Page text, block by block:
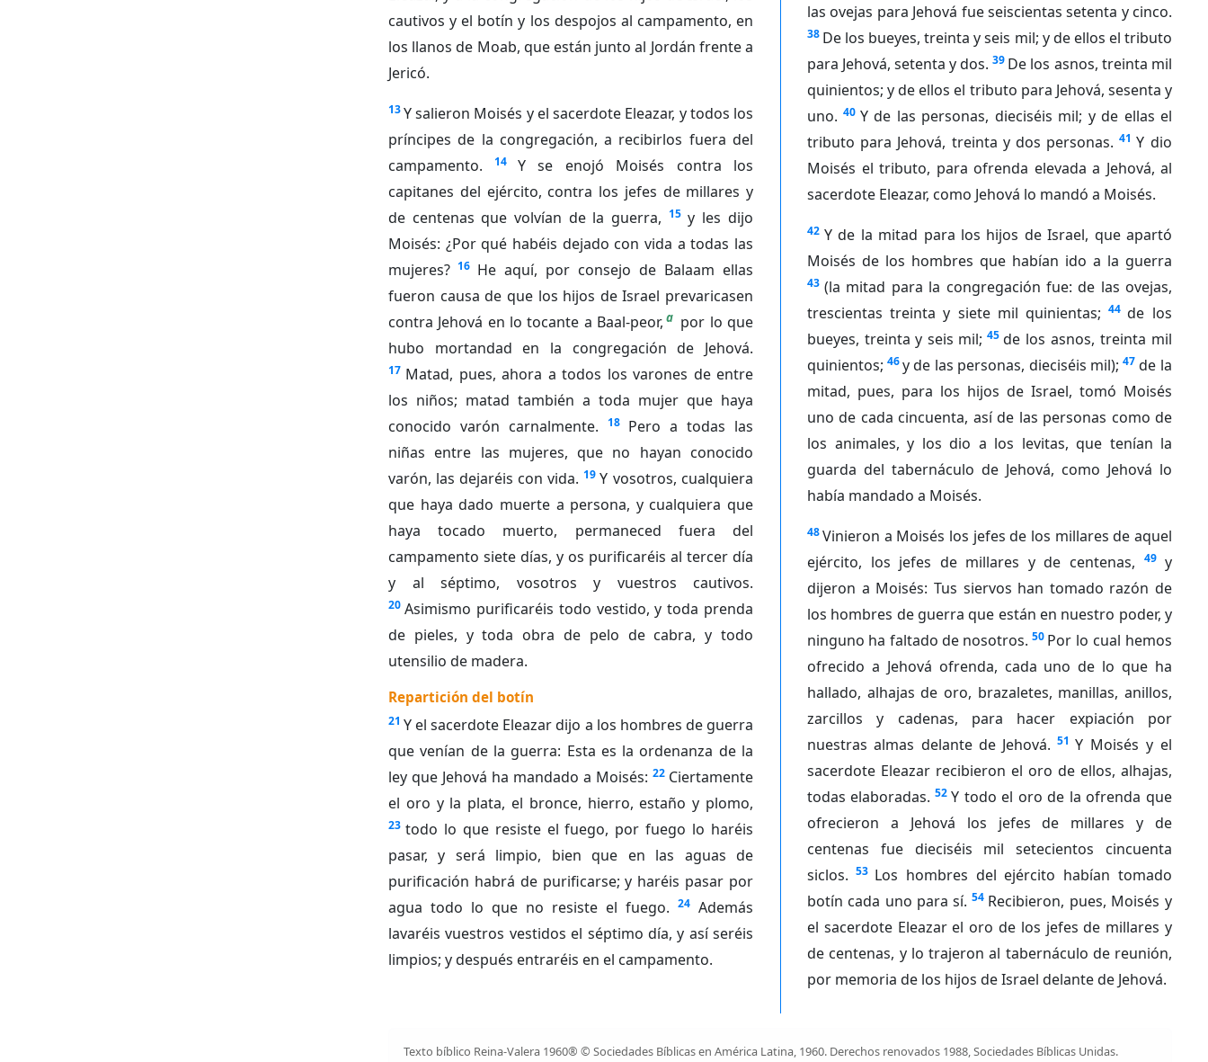
cautivos y el botín y los despojos al campamento, en
los llanos de Moab, que están junto al Jordán frente a
Jericó.
13Y salieron Moisés y el sacerdote Eleazar, y todos los
príncipes de la congregación, a recibirlos fuera del
campamento.
14
Y se enojó Moisés contra los
capitanes del ejército, contra los jefes de millares y
de centenas que volvían de la guerra, 15 y les dijo
Moisés: ¿Por qué habéis dejado con vida a todas las
mujeres? 16 He aquí, por consejo de Balaam ellas
fueron causa de que los hijos de Israel prevaricasen
contra Jehová en lo tocante a Baal-peor, a por lo que
hubo mortandad en la congregación de Jehová.
17 Matad, pues, ahora a todos los varones de entre
los niños; matad también a toda mujer que haya
conocido varón carnalmente.
18 Pero a todas las
niñas entre las mujeres, que no hayan conocido
varón, las dejaréis con vida. 19 Y vosotros, cualquiera
que haya dado muerte a persona, y cualquiera que
haya tocado muerto, permaneced fuera del
campamento siete días, y os purificaréis al tercer día
y al séptimo, vosotros y vuestros cautivos.
20 Asimismo purificaréis todo vestido, y toda prenda
de pieles, y toda obra de pelo de cabra, y todo
utensilio de madera.
Repartición del botín
21 Y el sacerdote Eleazar dijo a los hombres de guerra
que venían de la guerra: Esta es la ordenanza de la
ley que Jehová ha mandado a Moisés: 22 Ciertamente
el oro y la plata, el bronce, hierro, estaño y plomo,
23 todo lo que resiste el fuego, por fuego lo haréis
pasar, y será limpio, bien que en las aguas de
purificación habrá de purificarse; y haréis pasar por
agua todo lo que no resiste el fuego. 24 Además
lavaréis vuestros vestidos el séptimo día, y así seréis
limpios; y después entraréis en el campamento.
las ovejas para Jehová fue seiscientas setenta y cinco.
38 De los bueyes, treinta y seis mil; y de ellos el tributo
para Jehová, setenta y dos. 39 De los asnos, treinta mil
quinientos; y de ellos el tributo para Jehová, sesenta y
uno. 40 Y de las personas, dieciséis mil; y de ellas el
tributo para Jehová, treinta y dos personas. 41 Y dio
Moisés el tributo, para ofrenda elevada a Jehová, al
sacerdote Eleazar, como Jehová lo mandó a Moisés.
42 Y de la mitad para los hijos de Israel, que apartó
Moisés de los hombres que habían ido a la guerra
43 (la mitad para la congregación fue: de las ovejas,
trescientas treinta y siete mil quinientas; 44 de los
bueyes, treinta y seis mil; 45 de los asnos, treinta mil
quinientos; 46y de las personas, dieciséis mil); 47 de la
mitad, pues, para los hijos de Israel, tomó Moisés
uno de cada cincuenta, así de las personas como de
los animales, y los dio a los levitas, que tenían la
guarda del tabernáculo de Jehová, como Jehová lo
había mandado a Moisés.
48Vinieron a Moisés los jefes de los millares de aquel
ejército, los jefes de millares y de centenas,
49 y
dijeron a Moisés: Tus siervos han tomado razón de
los hombres de guerra que están en nuestro poder, y
ninguno ha faltado de nosotros. 50 Por lo cual hemos
ofrecido a Jehová ofrenda, cada uno de lo que ha
hallado, alhajas de oro, brazaletes, manillas, anillos,
zarcillos y cadenas, para hacer expiación por
nuestras almas delante de Jehová. 51 Y Moisés y el
sacerdote Eleazar recibieron el oro de ellos, alhajas,
todas elaboradas. 52 Y todo el oro de la ofrenda que
ofrecieron a Jehová los jefes de millares y de
centenas fue dieciséis mil setecientos cincuenta
siclos. 53 Los hombres del ejército habían tomado
botín cada uno para sí. 54 Recibieron, pues, Moisés y
el sacerdote Eleazar el oro de los jefes de millares y
de centenas, y lo trajeron al tabernáculo de reunión,
por memoria de los hijos de Israel delante de Jehová.
Texto bíblico Reina-Valera 1960® © Sociedades Bíblicas en América Latina, 1960. Derechos renovados 1988, Sociedades Bíblicas Unidas.